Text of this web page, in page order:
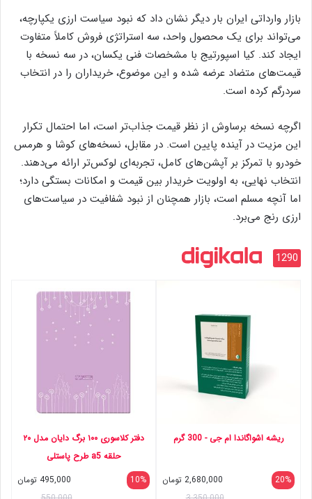
بازار وارداتی ایران بار دیگر نشان داد که نبود سیاست ارزی یکپارچه،
می‌تواند برای یک محصول واحد، سه استراتژی فروش کاملاً متفاوت
ایجاد کند. کیا اسپورتیج با مشخصات فنی یکسان، در سه نسخه با
قیمت‌های متضاد عرضه شده و این موضوع، خریداران را در انتخاب
سردرگم کرده است.
اگرچه نسخه برساوش از نظر قیمت جذاب‌تر است، اما احتمال تکرار
این مزیت در آینده پایین است. در مقابل، نسخه‌های کوشا و هرمس
خودرو با تمرکز بر آپشن‌های کامل، تجربه‌ای لوکس‌تر ارائه می‌دهند.
انتخاب نهایی، به اولویت خریدار بین قیمت و امکانات بستگی دارد؛
اما آنچه مسلم است، بازار همچنان از نبود شفافیت در سیاست‌های
ارزی رنج می‌برد.
1290
ریشه اشواگاندا ام جی - 300 گرم
20%
2,680,000 تومان
دفتر کلاسوری ۱۰۰ برگ دایان مدل ۲۰
حلقه a5 طرح پاستلی
10%
495,000 تومان